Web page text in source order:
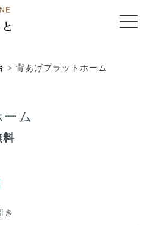
> 背あげプラットホーム
ム
料
き